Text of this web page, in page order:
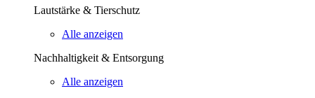
Lautstärke & Tierschutz
Alle anzeigen
Nachhaltigkeit & Entsorgung
Alle anzeigen